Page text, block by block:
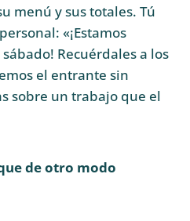
menú y sus totales. Tú
«¡Estamos
Recuérdales a los
el entrante sin
sobre un trabajo que el
de otro modo